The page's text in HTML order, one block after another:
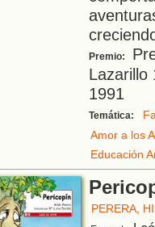
Premio:
Lazarillo
1991
Temática:
Amor a los
Educación
PERERA,